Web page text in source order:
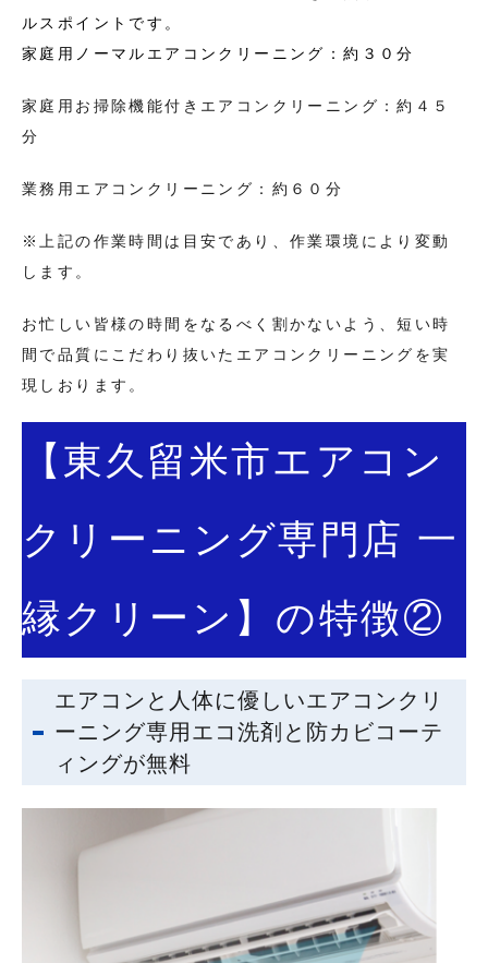
ルスポイントです。
家庭用ノーマルエアコンクリーニング：約３０分
家庭用お掃除機能付きエアコンクリーニング：約４５
分
業務用エアコンクリーニング：約６０分
※上記の作業時間は目安であり、作業環境により変動
します。
お忙しい皆様の時間をなるべく割かないよう、短い時
間で品質にこだわり抜いたエアコンクリーニングを実
現しおります。
【東久留米市エアコン
クリーニング専門店 一
縁クリーン】の特徴②
エアコンと人体に優しいエアコンクリ
ーニング専用エコ洗剤と防カビコーテ
ィングが無料